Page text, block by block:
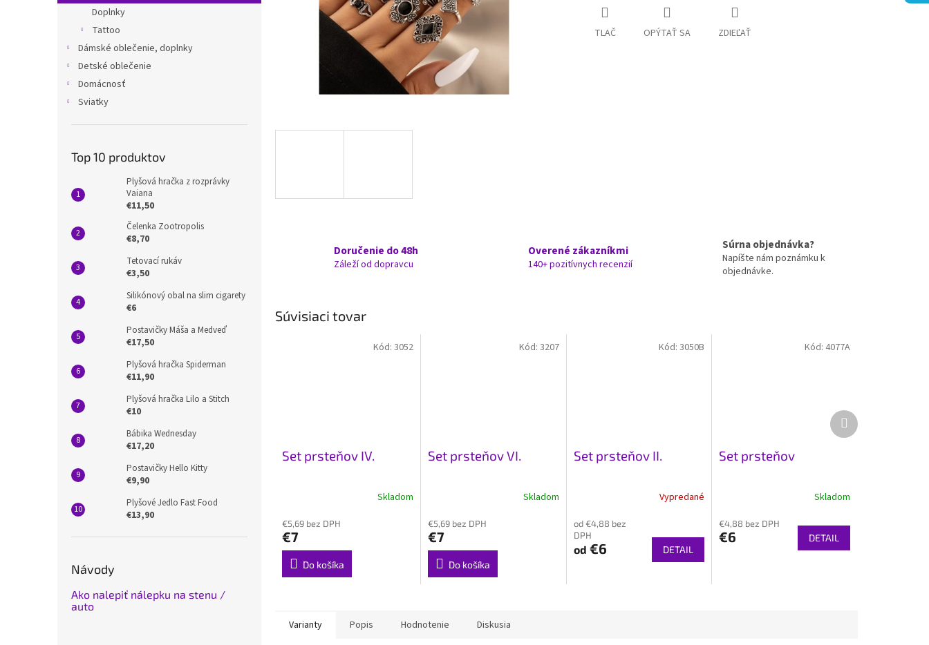
Doplnky
Tattoo
Dámské oblečenie, doplnky
Detské oblečenie
Domácnosť
Sviatky
Top 10 produktov
Plyšová hračka z rozprávky
Vaiana
€11,50
Čelenka Zootropolis
€8,70
Tetovací rukáv
€3,50
Silikónový obal na slim cigarety
€6
Postavičky Máša a Medveď
€17,50
Plyšová hračka Spiderman
€11,90
Plyšová hračka Lilo a Stitch
€10
Bábika Wednesday
€17,20
Postavičky Hello Kitty
€9,90
Plyšové Jedlo Fast Food
€13,90
Návody
Ako nalepiť nálepku na stenu /
auto
TLAČ OPÝTAŤ SA ZDIEĽAŤ
Doručenie do 48h
Záleží od dopravcu
Overené zákazníkmi
140+ pozitívnych recenzií
Súrna objednávka?
Napíšte nám poznámku k
objednávke.
Súvisiaci tovar
Set prsteňov IV.
Skladom
€5,69 bez DPH
€7
Do košíka
Kód: 3052
Set prsteňov VI.
Skladom
€5,69 bez DPH
€7
Do košíka
Kód: 3207
Set prsteňov II.
Vypredané
od €4,88 bez
DPH
od €6 DETAIL
Kód:3050B
Set prsteňov
Skladom
€4,88 bez DPH
€6 DETAIL
Kód: 4077A
Ďalší
produkt
Varianty Popis Hodnotenie Diskusia